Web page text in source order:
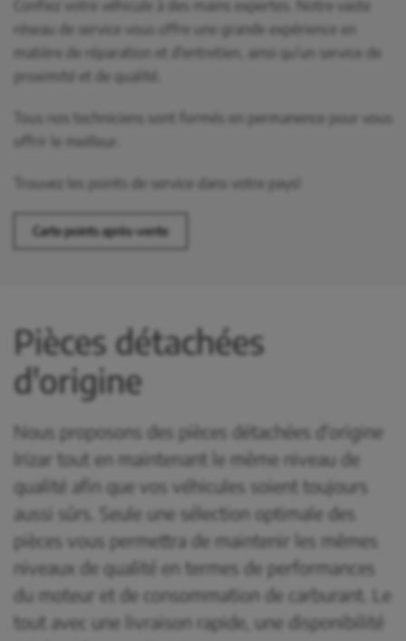
Confiez votre véhicule à des mains expertes. Notre vaste
réseau de service vous offre une grande expérience en
matière de réparation et d'entretien, ainsi qu'un service de
proximité et de qualité.
Tous nos techniciens sont formés en permanence pour vous
offrir le meilleur.
Trouvez les points de service dans votre pays!
Carte points après-vente
Pièces détachées
d'origine
Nous proposons des pièces détachées d'origine
Irizar tout en maintenant le même niveau de
qualité afin que vos véhicules soient toujours
aussi sûrs. Seule une sélection optimale des
pièces vous permettra de maintenir les mêmes
niveaux de qualité en termes de performances
du moteur et de consommation de carburant. Le
tout avec une livraison rapide, une disponibilité